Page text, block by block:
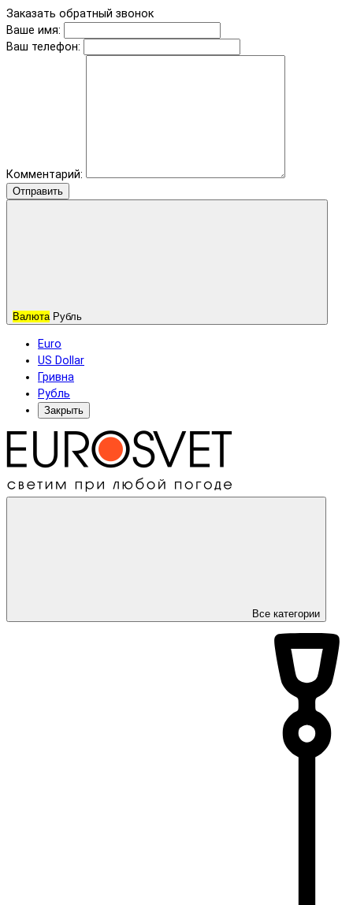
Заказать обратный звонок
Ваше имя:
Ваш телефон:
Комментарий:
Отправить
Валюта Рубль
Euro
US Dollar
Гривна
Рубль
Закрыть
Все категории